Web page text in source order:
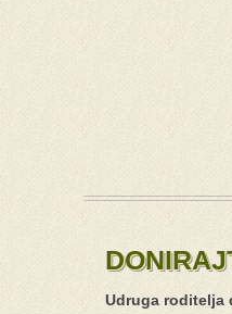
Udruga roditelja